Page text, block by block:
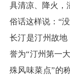
具清凉、降火，
俗话这样说：“
长汀是汀州故地
誉为“汀州第一
殊风味菜点”的